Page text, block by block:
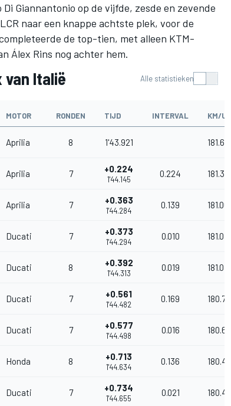
Di Giannantonio op de vijfde, zesde en zevende
naar een knappe achtste plek, voor de
de top-tien, met alleen KTM-
Álex Rins nog achter hem.
van Italië Alle statistieken
MOTOR RONDEN TIJD INTERVAL KM/U
Aprilia 8 1'43.921 181.695
Aprilia 7 +0.224
1'44.145
0.224 181.304
Aprilia 7 +0.363
1'44.284
0.139 181.063
Ducati 7 +0.373
1'44.294
0.010 181.045
Ducati 8 +0.392
1'44.313
0.019 181.012
Ducati 7 +0.561
1'44.482
0.169 180.720
Ducati 7 +0.577
1'44.498
0.016 180.692
Honda 8 +0.713
1'44.634
0.136 180.457
Ducati 7 +0.734
1'44.655
0.021 180.421